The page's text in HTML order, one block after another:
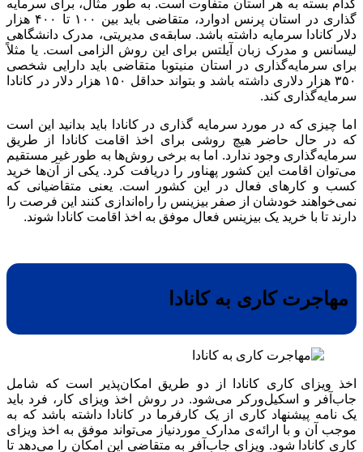
کدام بسته به هر استان متفاوت است. به طور مثال، برای سرمایه
گذاری در استان پرنس ادوارد، متقاضی باید بین ۱۰۰ تا ۴۰۰ هزار
دلار کانادا سرمایه داشته باشد. سابقه‌ی مدیریتی، مدرک دانشگاهی
لیسانس و مدرک زبان آیلتس برای این روش الزامی است. یا مثلاً
برای سرمایه‌گذاری در استان منیتوبا متقاضی باید دارایی شخصی
۳۵۰ هزار دلاری داشته باشد و بتواند حداقل ۱۵۰ هزار دلار در کانادا
سرمایه‌گذاری کند.
اما چیزی که در مورد سرمایه گذاری در کانادا باید بدانید این است
که در حال حاضر هیچ روشی برای اخذ اقامت کانادا از طریق
سرمایه‌گذاری وجود ندارد. اما به برخی روش‌ها به طور غیر مستقیم
می‌توان اقامت این کشور پهناور را دریافت کرد. یکی از آن‌ها خرید
کسب و کارهای فعال در این کشور است. یعنی متقاضیانی که
نمی‌خواهند خودشان از صفر بیزینس را راه‌اندازی کنند این فرصت را
دارند تا با خرید یک بیزینس فعال موفق به اخذ اقامت کانادا شوند.
مهاجرت کاری به کانادا
اخذ ویزای کاری کانادا از دو طریق امکان‌پذیر است که شامل
جاب‌آفر و اسکیل‌ورکر می‌شود. در روش اخذ ویزای کار، فرد باید
یک نامه پیشنهاد کاری از یک کارفرما در کانادا داشته باشد که به
موجب آن و با ارائه‌ی مدارک موردنیاز می‌تواند موفق به اخذ ویزای
کاری کانادا شود. ویزای جاب‌آفر به متقاضی این امکان را می‌دهد تا